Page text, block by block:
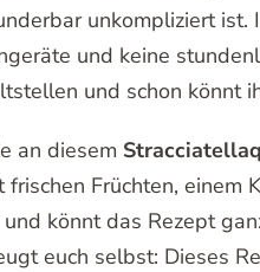
unkompliziert ist.
und keine
und schon könnt
an diesem
frischen Früchten, einem
und könnt das Rezept
euch selbst: Dieses